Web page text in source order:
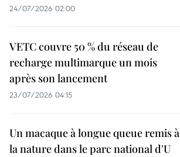
24/07/2026 02:00
VETC couvre 50 % du réseau de
recharge multimarque un mois
après son lancement
23/07/2026 04:15
Un macaque à longue queue remis à
la nature dans le parc national d'U